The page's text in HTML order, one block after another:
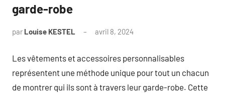
garde-robe
par Louise KESTEL avril 8, 2024
Les vêtements et accessoires personnalisables
représentent une méthode unique pour tout un chacun
de montrer qui ils sont à travers leur garde-robe. Cette